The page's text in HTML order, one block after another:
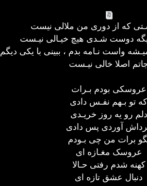
که از دوری من ملالی نیست
دوست شـدی هیچ خیـالی نیـست
واست نـامه بدم ، ببینی با یکی دیگم
اصلا خالی نیـست
عروسکی بودم بـرات
که تو بـهم نفـس دادی
دلم رو یه روز خریـدی
آوردی پس دادی
برات من چی بـودم
عروسک مغـازه ای
کهنه شدم رفتی حـالا
دنبال عشق تازه ای